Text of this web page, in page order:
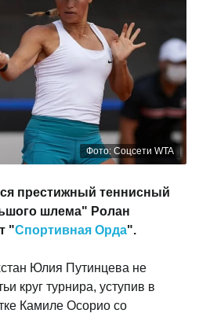
Фото: Соцсети WTA
престижный теннисный
шлема" Ролан
"Спортивная Орда".
Юлия Путинцева не
круг турнира, уступив в
Камиле Осорио со